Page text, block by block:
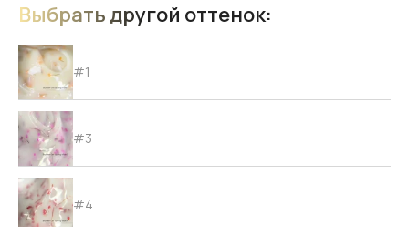
Выбрать другой оттенок:
#1
#3
#4